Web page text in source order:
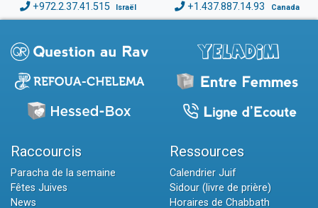
+972.2.37.41.515 Israël +1.437.887.14.93 Canada
Raccourcis
Paracha de la semaine
Fêtes Juives
News
Ressources
Calendrier Juif
Sidour (livre de prière)
Horaires de Chabbath